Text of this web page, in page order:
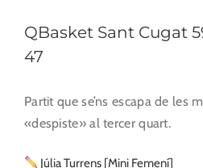
QBasket Sant Cugat
47
Partit que se’ns escapa de les
«despiste» al tercer quart.
Júlia Turrens [Mini Femení]